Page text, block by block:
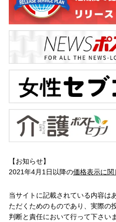
【お知らせ】
2021年4月1日以降の価格表示に関
当サイトに記載されている内容は
ただくためのものであり、実際の
判断と責任において行って下さい